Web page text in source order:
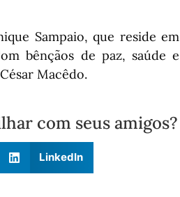
Sampaio, que reside em
bênçãos de paz, saúde e
Macêdo.
com seus amigos?
LinkedIn